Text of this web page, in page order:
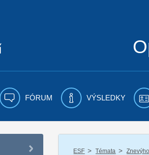
FÓRUM VÝSLEDKY
ESF / Témata /